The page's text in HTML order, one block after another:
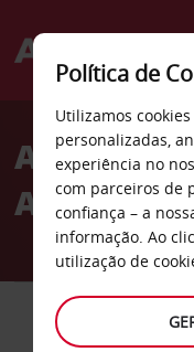
Welcome
AvisAluguer
Aeroporto
CARRO
Política de
Utilizamos
personalizadas,
experiência no
com parceiros de
confiança – a
informação. Ao
utilização de